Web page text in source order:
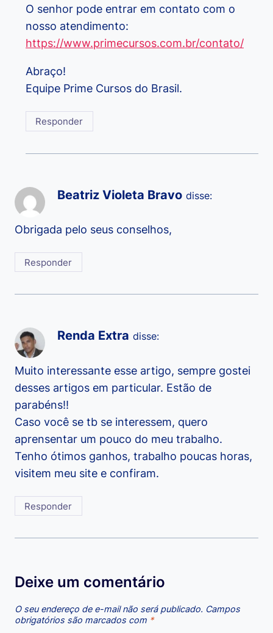
O senhor pode entrar em contato com o
nosso atendimento:
https://www.primecursos.com.br/contato/
Abraço!
Equipe Prime Cursos do Brasil.
Responder
Beatriz Violeta Bravo disse:
Obrigada pelo seus conselhos,
Responder
Renda Extra disse:
Muito interessante esse artigo, sempre gostei
desses artigos em particular. Estão de
parabéns!!
Caso você se tb se interessem, quero
aprensentar um pouco do meu trabalho.
Tenho ótimos ganhos, trabalho poucas horas,
visitem meu site e confiram.
Responder
Deixe um comentário
O seu endereço de e-mail não será publicado. Campos
obrigatórios são marcados com *